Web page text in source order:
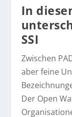
In
SSI
Zwischen
aber feine
Der Open